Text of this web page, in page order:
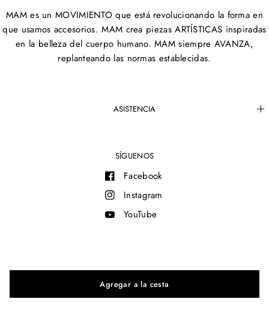
MAM es un MOVIMIENTO que está revolucionando la forma en
que usamos accesorios. MAM crea piezas ARTÍSTICAS inspiradas
en la belleza del cuerpo humano. MAM siempre AVANZA,
replanteando las normas establecidas.
ASISTENCIA
SÍGUENOS
Facebook
Instagram
YouTube
© 2026 MAM®, All rights reserved.